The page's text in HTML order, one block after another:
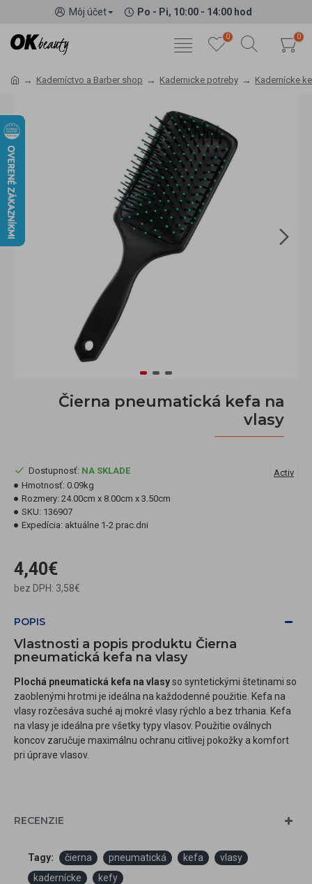
Môj účet Po - Pi, 10:00 - 14:00 hod
0 0
Kaderníctvo a Barber shop Kadernicke potreby Kadernícke
Čierna pneumatická kefa na
vlasy
4,40€
bez DPH: 3,58€
Dostupnosť: NA SKLADE
Hmotnosť: 0.09kg
Rozmery: 24.00cm x 8.00cm x 3.50cm
SKU: 136907
Expedícia: aktuálne 1-2 prac.dni
Activ
POPIS
Vlastnosti a popis produktu Čierna
pneumatická kefa na vlasy
Plochá pneumatická kefa na vlasyso syntetickými štetinami so
zaoblenými hrotmi je ideálna na každodenné použitie. Kefa na
vlasy rozčesáva suché aj mokré vlasy rýchlo a bez trhania. Kefa
na vlasy je ideálna pre všetky typy vlasov. Použitie oválnych
koncov zaručuje maximálnu ochranu citlivej pokožky a komfort
pri úprave vlasov.
RECENZIE
Tagy: čierna pneumatická kefa
vlasy
kadernícke
kefy